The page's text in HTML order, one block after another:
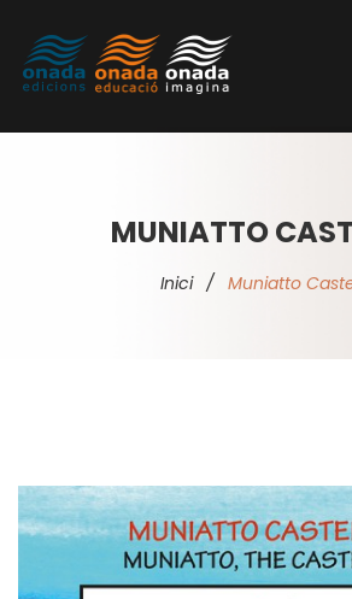
MUNIATTO
Inici / Muniatto